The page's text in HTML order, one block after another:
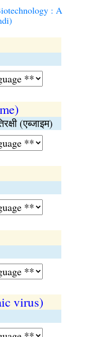
: A
(एब्जाइम)
virus)